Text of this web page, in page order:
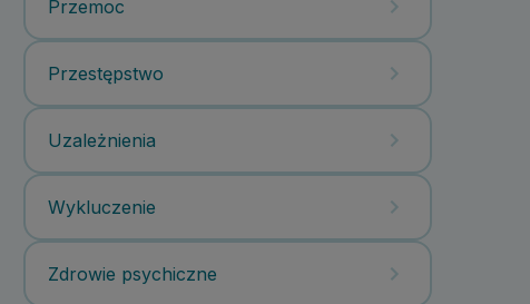
Przemoc
Przestępstwo
Uzależnienia
Wykluczenie
Zdrowie psychiczne